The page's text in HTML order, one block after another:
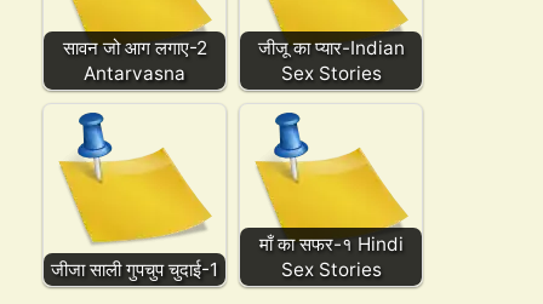
सावन जो आग लगाए-2
Antarvasna
जीजू का प्यार-Indian
Sex Stories
जीजा साली गुपचुप चुदाई-1
माँ का सफर-१ Hindi
Sex Stories